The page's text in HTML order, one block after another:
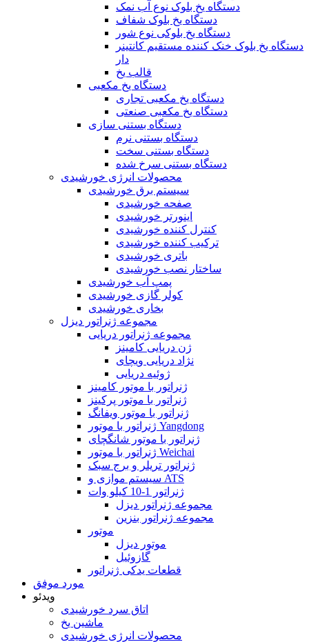
دستگاه یخ بلوک نوع آب نمک
دستگاه یخ بلوک شفاف
دستگاه یخ بلوکی نوع شور
دستگاه یخ بلوک خنک کننده مستقیم کانتینر
دار
قالب یخ
دستگاه یخ مکعبی
دستگاه یخ مکعبی تجاری
دستگاه یخ مکعبی صنعتی
دستگاه بستنی سازی
دستگاه بستنی نرم
دستگاه بستنی سخت
دستگاه بستنی سرخ شده
محصولات انرژی خورشیدی
سیستم برق خورشیدی
صفحه خورشیدی
اینورتر خورشیدی
کنترل کننده خورشیدی
ترکیب کننده خورشیدی
باتری خورشیدی
ساختار نصب خورشیدی
پمپ آب خورشیدی
کولر گازی خورشیدی
بخاری خورشیدی
مجموعه ژنراتور دیزل
مجموعه ژنراتور دریایی
ژن دریایی کامینز
نژاد دریایی ویچای
ژوئیه دریایی
ژنراتور با موتور کامینز
ژنراتور با موتور پرکینز
ژنراتور با موتور ویفانگ
ژنراتور با موتور Yangdong
ژنراتور با موتور شانگچای
ژنراتور با موتور Weichai
ژنراتور تریلر و برج سبک
سیستم موازی و ATS
ژنراتور 1-10 کیلو وات
مجموعه ژنراتور دیزل
مجموعه ژنراتور بنزین
موتور
موتور دیزل
گازوئیل
قطعات یدکی ژنراتور
مورد موفق
ویدئو
اتاق سرد خورشیدی
ماشین یخ
محصولات انرژی خورشیدی